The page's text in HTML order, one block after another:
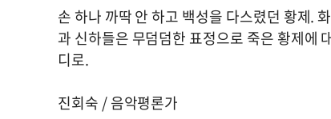
손 하나 까딱 안 하고 백성을 다스렸던 황제.
과 신하들은 무덤덤한 표정으로 죽은 황제에
디로.
진회숙 / 음악평론가